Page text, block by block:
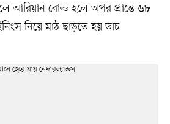
আরিয়ান বোল্ড হলে অপর প্রান্তে ৬৮
নিয়ে মাঠ ছাড়তে হয় ডাচ